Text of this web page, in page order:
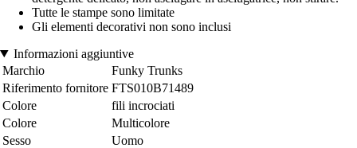
Tutte le stampe sono limitate
Gli elementi decorativi non sono inclusi
Informazioni aggiuntive
Marchio
Funky Trunks
Riferimento fornitore FTS010B71489
Colore
fili incrociati
Colore
Multicolore
Sesso
Uomo